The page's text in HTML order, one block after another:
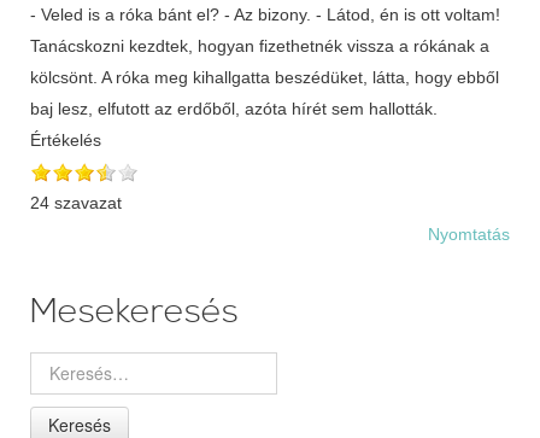
- Veled is a róka bánt el? - Az bizony. - Látod, én is ott voltam!
Tanácskozni kezdtek, hogyan fizethetnék vissza a rókának a
kölcsönt. A róka meg kihallgatta beszédüket, látta, hogy ebből
baj lesz, elfutott az erdőből, azóta hírét sem hallották.
Értékelés
24 szavazat
Nyomtatás
Mesekeresés
Keresés